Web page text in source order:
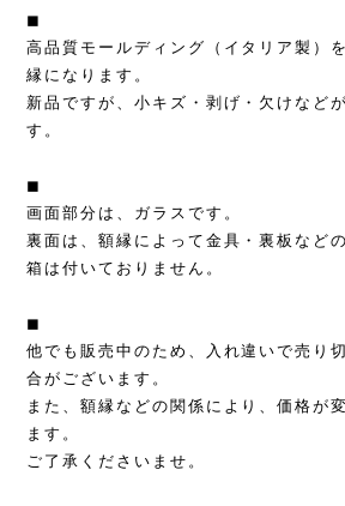
◼︎
高品質モールディング（イタリア製）
縁になります。
新品ですが、小キズ・剥げ・欠けなど
す。
◼︎
画面部分は、ガラスです。
裏面は、額縁によって金具・裏板など
箱は付いておりません。
◼︎
他でも販売中のため、入れ違いで売り
合がございます。
また、額縁などの関係により、価格が
ます。
ご了承くださいませ。